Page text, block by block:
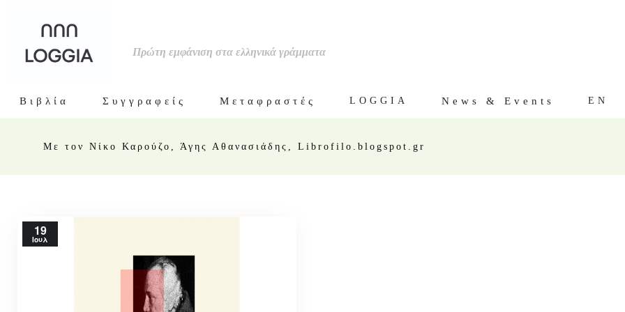
Πρώτη εμφάνιση στα ελληνικά γράμματα
Βιβλία Συγγραφείς Μεταφραστές LOGGIA News & Events EN
Με τον Νίκο Καρούζο, Άγης Αθανασιάδης, Librofilo.blogspot.gr
19
Ιουλ